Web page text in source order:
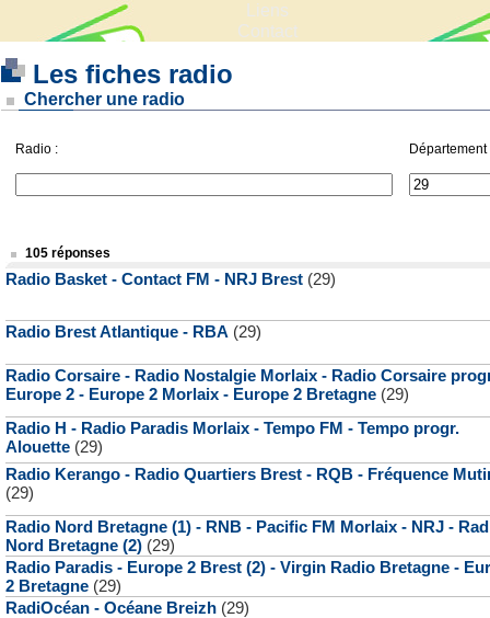
Liens
Contact
Les fiches radio
Chercher une radio
Radio : Département
105 réponses
Radio Basket - Contact FM - NRJ Brest (29)
Radio Brest Atlantique - RBA (29)
Radio Corsaire - Radio Nostalgie Morlaix - Radio Corsaire
Europe 2 - Europe 2 Morlaix - Europe 2 Bretagne (29)
Radio H - Radio Paradis Morlaix - Tempo FM - Tempo progr.
Alouette (29)
Radio Kerango - Radio Quartiers Brest - RQB - Fréquence
(29)
Radio Nord Bretagne (1) - RNB - Pacific FM Morlaix - NRJ -
Nord Bretagne (2) (29)
Radio Paradis - Europe 2 Brest (2) - Virgin Radio Bretagne -
2 Bretagne (29)
RadiOcéan - Océane Breizh (29)